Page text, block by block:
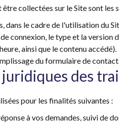
collectées sur le Site sont les
dans le cadre de l'utilisation du
connexion, le type et la
ainsi que le contenu accédé).
du formulaire de
juridiques des
pour les finalités suivantes :
à vos demandes, suivi de